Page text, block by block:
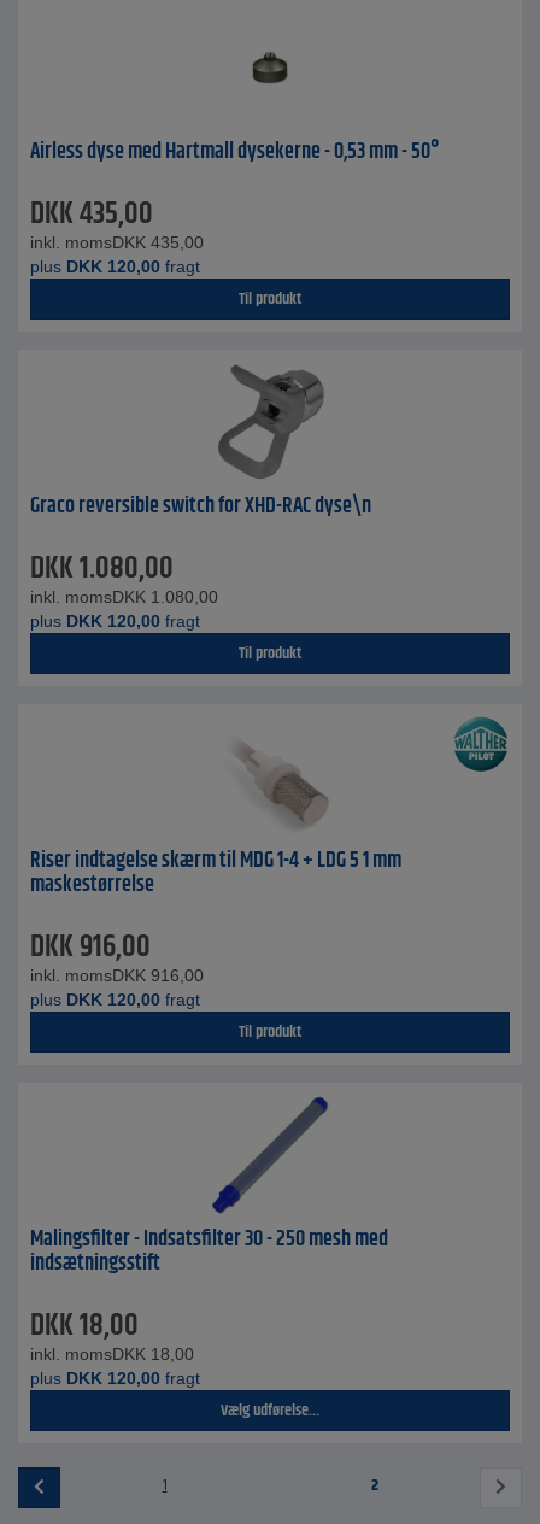
Airless dyse med Hartmall dysekerne - 0,53 mm - 50°
DKK435,00
inkl. momsDKK 435,00
plus DKK 120,00 fragt
Til produkt
Graco reversible switch for XHD-RAC dyse\n
DKK1.080,00
inkl. momsDKK 1.080,00
plus DKK 120,00 fragt
Til produkt
Riser indtagelse skærm til MDG 1-4 + LDG 5 1 mm
maskestørrelse
DKK916,00
inkl. momsDKK 916,00
plus DKK 120,00 fragt
Til produkt
Malingsfilter - Indsatsfilter 30 - 250 mesh med
indsætningsstift
DKK18,00
inkl. momsDKK 18,00
plus DKK 120,00 fragt
Vælg udførelse...
1 2